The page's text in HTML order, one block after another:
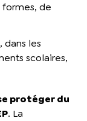
de
dans les
scolaires,
protéger du
. La